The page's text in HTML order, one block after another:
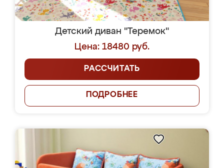
Детский диван "Теремок"
Цена: 18480 руб.
РАССЧИТАТЬ
ПОДРОБНЕЕ